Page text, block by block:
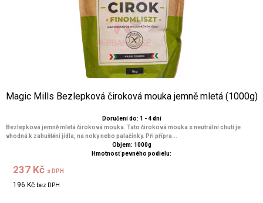
Magic Mills Bezlepková čiroková mouka jemně mletá (1000g)
Doručení do: 1 - 4 dní
Bezlepková jemně mletá čiroková mouka. Tato čiroková mouka s neutrální chutí je
vhodná k zahuštění jídla, na noky nebo palačinky. Při přípra...
Objem: 1000g
Hmotnosť pevného podielu:
237 Kč s DPH
196 Kč bez DPH